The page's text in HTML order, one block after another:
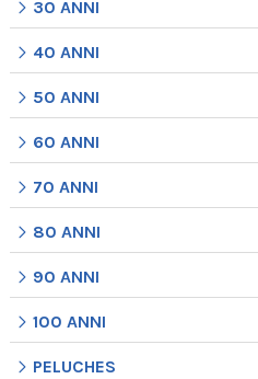
30 ANNI
40 ANNI
50 ANNI
60 ANNI
70 ANNI
80 ANNI
90 ANNI
100 ANNI
PELUCHES